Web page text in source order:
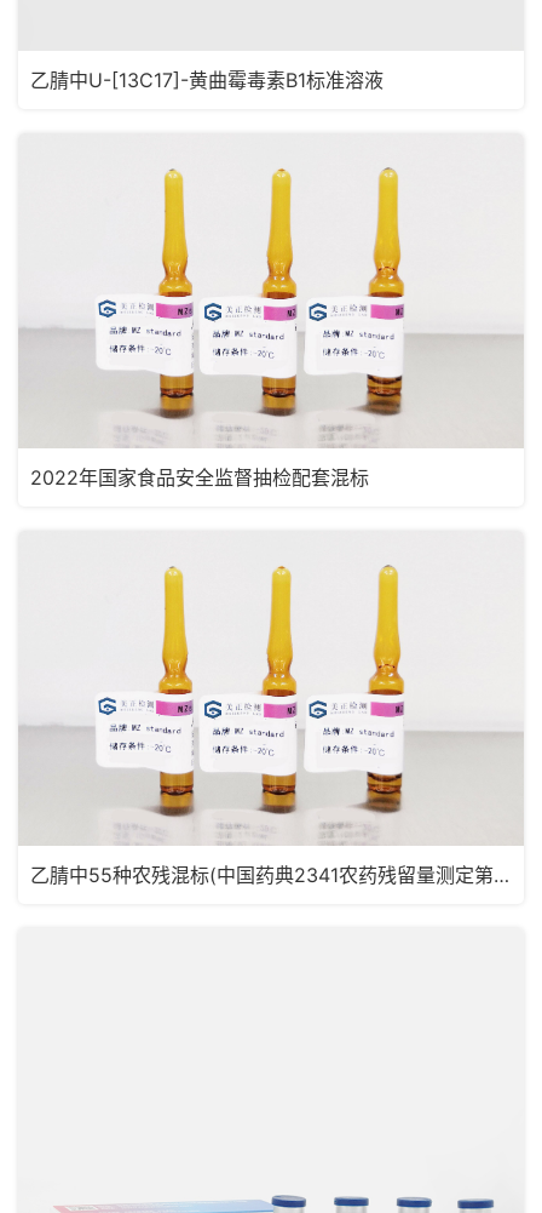
乙腈中U-[13C17]-黄曲霉毒素B1标准溶液
2022年国家食品安全监督抽检配套混标
乙腈中55种农残混标(中国药典2341农药残留量测定第五法，药典定量限浓度)